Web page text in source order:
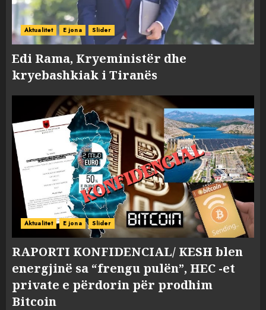
Aktualitet E jona Slider
Edi Rama, Kryeministër dhe
kryebashkiak i Tiranës
Aktualitet E jona Slider
RAPORTI KONFIDENCIAL/ KESH blen
energjinë sa “frengu pulën”, HEC -et
private e përdorin për prodhim
Bitcoin